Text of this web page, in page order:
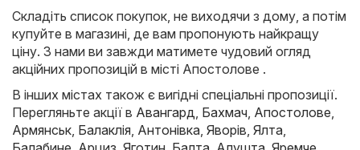
Складіть список покупок, не виходячи з дому, а потім
купуйте в магазині, де вам пропонують найкращу
ціну. З нами ви завжди матимете чудовий огляд
акційних пропозицій в місті Апостолове .
В інших містах також є вигідні спеціальні пропозиції.
Перегляньте акції в Авангард, Бахмач, Апостолове,
Армянськ, Балаклія, Антонівка, Яворів, Ялта,